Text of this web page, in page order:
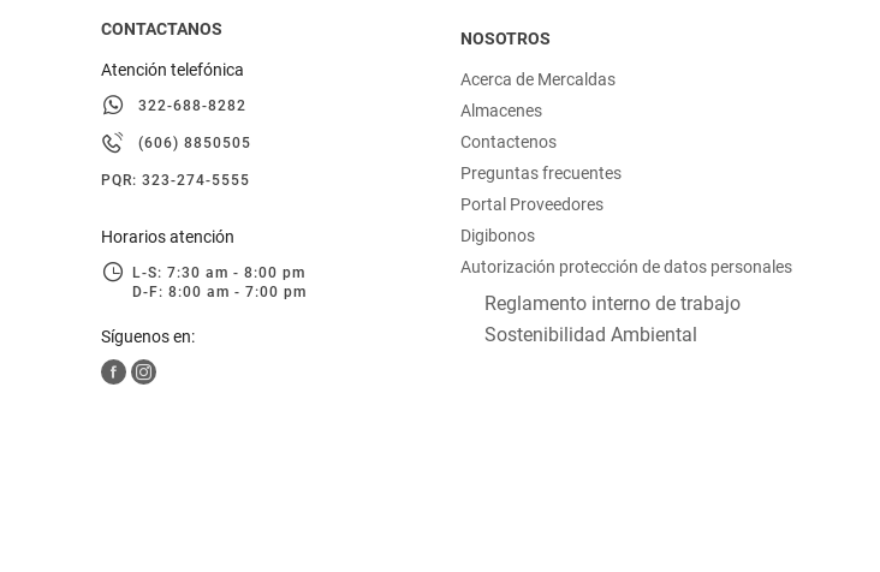
CONTACTANOS
Atención telefónica
322-688-8282
(606) 8850505
PQR: 323-274-5555
Horarios atención
L-S: 7:30 am - 8:00 pm
D-F: 8:00 am - 7:00 pm
Síguenos en:
NOSOTROS
Acerca de Mercaldas
Almacenes
Contactenos
Preguntas frecuentes
Portal Proveedores
Digibonos
Autorización protección de datos personales
Reglamento interno de trabajo
Sostenibilidad Ambiental